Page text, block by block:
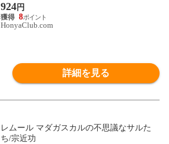
924円
8
HonyaClub.com
詳細を見る
レムール マダガスカルの不思議なサルた
ち/宗近功